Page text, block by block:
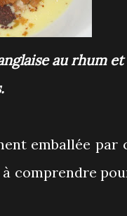
emballée par
comprendre